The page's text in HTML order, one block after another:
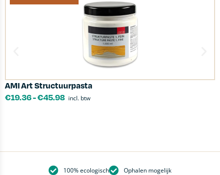
AMI Art Structuurpasta
€19.36-€45.98 incl. btw
100% ecologisch Ophalen mogelijk